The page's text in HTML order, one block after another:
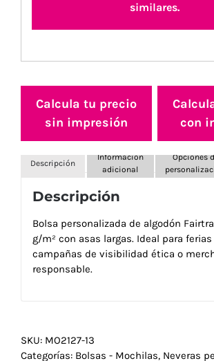
similares.
Calcula tu precio
sin impresión
con
Descripción
Información
adicional
Opciones
Descripción
Bolsa personalizada de algodón
g/m² con asas largas. Ideal para
campañas de visibilidad ética o
responsable.
SKU: MO2127-13
Categorías: Bolsas - Mochilas, Neveras